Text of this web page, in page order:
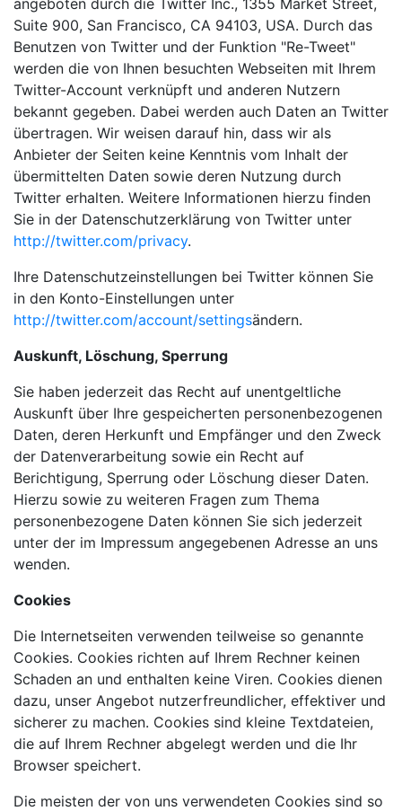
angeboten durch die Twitter Inc., 1355 Market Street,
Suite 900, San Francisco, CA 94103, USA. Durch das
Benutzen von Twitter und der Funktion "Re-Tweet"
werden die von Ihnen besuchten Webseiten mit Ihrem
Twitter-Account verknüpft und anderen Nutzern
bekannt gegeben. Dabei werden auch Daten an Twitter
übertragen. Wir weisen darauf hin, dass wir als
Anbieter der Seiten keine Kenntnis vom Inhalt der
übermittelten Daten sowie deren Nutzung durch
Twitter erhalten. Weitere Informationen hierzu finden
Sie in der Datenschutzerklärung von Twitter unter
http://twitter.com/privacy.
Ihre Datenschutzeinstellungen bei Twitter können Sie
in den Konto-Einstellungen unter
http://twitter.com/account/settingsändern.
Auskunft, Löschung, Sperrung
Sie haben jederzeit das Recht auf unentgeltliche
Auskunft über Ihre gespeicherten personenbezogenen
Daten, deren Herkunft und Empfänger und den Zweck
der Datenverarbeitung sowie ein Recht auf
Berichtigung, Sperrung oder Löschung dieser Daten.
Hierzu sowie zu weiteren Fragen zum Thema
personenbezogene Daten können Sie sich jederzeit
unter der im Impressum angegebenen Adresse an uns
wenden.
Cookies
Die Internetseiten verwenden teilweise so genannte
Cookies. Cookies richten auf Ihrem Rechner keinen
Schaden an und enthalten keine Viren. Cookies dienen
dazu, unser Angebot nutzerfreundlicher, effektiver und
sicherer zu machen. Cookies sind kleine Textdateien,
die auf Ihrem Rechner abgelegt werden und die Ihr
Browser speichert.
Die meisten der von uns verwendeten Cookies sind so